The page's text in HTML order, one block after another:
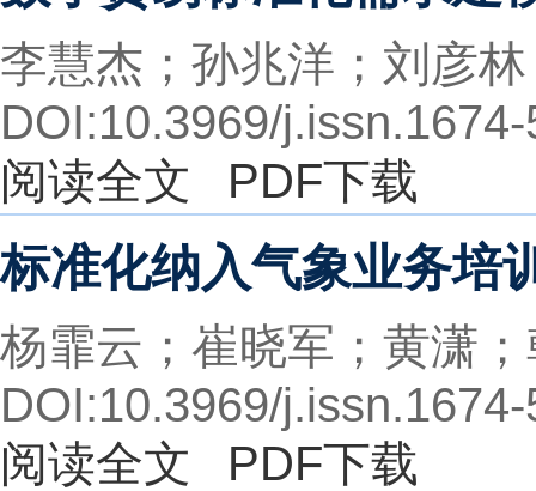
李慧杰；孙兆洋；刘彦
DOI:10.3969/
阅读全文
PDF下载
标准化纳入气象业务培
杨霏云；崔晓军；黄潇
DOI:10.3969/
阅读全文
PDF下载